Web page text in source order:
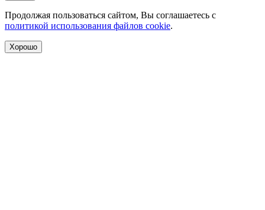
Продолжая пользоваться сайтом, Вы соглашаетесь с
политикой использования файлов cookie.
Хорошо